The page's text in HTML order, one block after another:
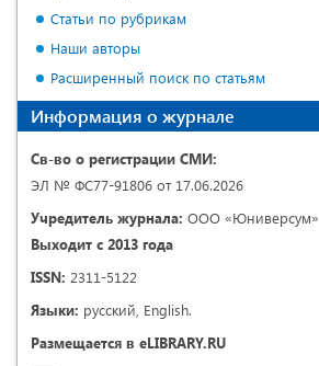
Статьи по рубрикам
Наши авторы
Расширенный поиск по статьям
Информация о журнале
Св-во о регистрации СМИ:
ЭЛ № ФС77-91806 от 17.06.2026
Учредитель журнала: ООО «Юниверсум»
Выходит с 2013 года
ISSN: 2311-5122
Языки: русский, English.
Размещается в eLIBRARY.RU